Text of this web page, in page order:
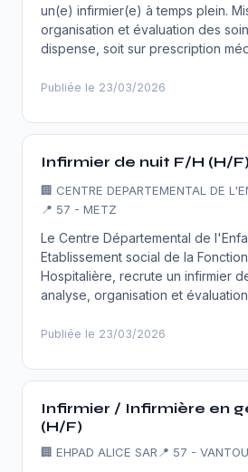
un(e) infirmier(e) à temps plein.
organisation et évaluation des
dispense, soit sur prescription
Publiée le 23/03/2026
Infirmier de nuit F/H (H/F)
🏢 CENTRE DEPARTEMENTAL DE
📍 57 - METZ
Le Centre Départemental de
Etablissement social de la
Hospitalière, recrute un infirmier
analyse, organisation et
Publiée le 23/03/2026
Infirmier / Infirmière en
(H/F)
🏢 EHPAD ALICE SAR 📍 57 -